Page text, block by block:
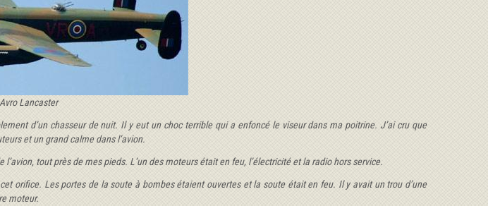
Avro Lancaster
d’un chasseur de nuit. Il y eut un choc terrible qui a enfoncé le viseur dans ma poitrine. J’ai cru que
et un grand calme dans l’avion.
tout près de mes pieds. L’un des moteurs était en feu, l’électricité et la radio hors service.
orifice. Les portes de la soute à bombes étaient ouvertes et la soute était en feu. Il y avait un trou d’une
moteur.